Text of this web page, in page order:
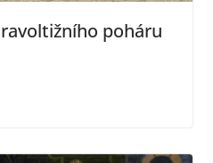
poháru